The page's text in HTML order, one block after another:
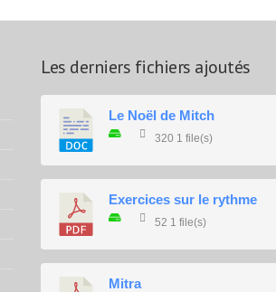
Les derniers fichiers ajoutés
Le Noël de Mitch
320 1 file(s)
Exercices sur le rythme
52 1 file(s)
Mitra